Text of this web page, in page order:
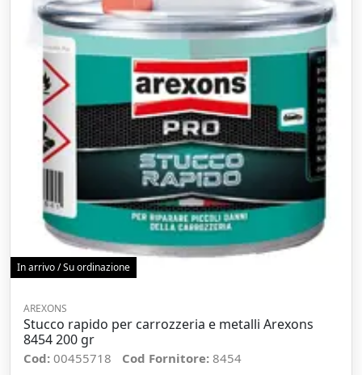
In arrivo / Su ordinazione
AREXONS
Stucco rapido per carrozzeria e metalli Arexons
8454 200 gr
Cod: 00455718 Cod Fornitore: 8454